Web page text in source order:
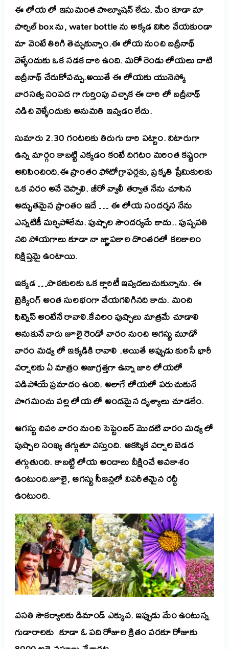
ఈ లోయ లో ఇసుమంత పొల్యూషన్ లేదు. మేం కూడా మా
పార్సిల్ box ను, water bottle ను అక్కడ విసిరి వేయకుండా
మా వెంటే తిరిగి తెచ్చుకున్నాం.ఈ లోయ నుంచి బద్రీనాథ్
వెళ్ళేందుకు ఒక నడక దారి ఉంది. మరో రెండు లోయలు దాటి
బద్రీనాథ్ చేరుకోవచ్చు.అయితే ఈ లోయకు యునెస్కో
వారసత్వ సంపద గా గుర్తింపు వచ్చాక ఈ దారి లో బద్రీనాథ్
నడిచి వెళ్ళేందుకు అనుమతి ఇవ్వడం లేదు.
సుమారు 2.30 గంటలకు తిరుగు దారి పట్టాం. నిటారుగా
ఉన్న మార్గం కాబట్టి ఎక్కడం కంటే దిగటం మరింత కష్టంగా
అనిపించింది.ఈ ప్రాంతం ఫోటోగ్రాఫర్లకు, ప్రకృతి ప్రేమికులకు
ఒక వరం అనే చెప్పాలి. జీరో వ్యాలీ తర్వాత నేను చూసిన
అద్భుతమైన ప్రాంతం ఇదే … ఈ లోయ సందర్శన నేను
ఎన్నటికీ మర్చిపోలేను. పుష్పాల సౌందర్యమే కాదు.. పుష్పవతి
నది సోయగాలు కూడా నా జ్ఞాపకాల దొంతరలో కలకాలం
నిక్షిప్తమై ఉంటాయి.
ఇక్కడ …పాఠకులకు ఒక క్లారిటీ ఇవ్వదలుచుకున్నాను. ఈ
ట్రెక్కింగ్ అంత సులభంగా చేయగలిగినది కాదు. మంచి
ఫిట్నెస్ అంటేనే రావాలి.కేవలం పుష్పాలు మాత్రమే చూడాలి
అనుకునే వారు జూలై రెండో వారం నుంచి ఆగస్టు మూడో
వారం మధ్య లో ఇక్కడికి రావాలి .అయితే అప్పుడు కురిసే భారీ
వర్షాలకు ఏ మాత్రం అజాగ్రత్తగా ఉన్నా జారి లోయలో
పడిపోయే ప్రమాదం ఉంది. అలాగే లోయలో పరుచుకునే
పొగమంచు వల్ల లోయ లో అందమైన దృశ్యాలు చూడలేం.
ఆగస్టు చివరి వారం నుంచి సెప్టెంబర్ మొదటి వారం మధ్య లో
పుష్పాల సంఖ్య తగ్గుతూ వస్తుంది. ఆకస్మిక వర్షాల బెడద
తగ్గుతుంది. కాబట్టి లోయ అందాలు వీక్షించే అవకాశం
ఉంటుంది.జూలై, ఆగస్టు సీజన్లలో విపరీతమైన రద్దీ
ఉంటుంది.
వసతి సౌకర్యాలకు డిమాండ్ ఎక్కువ. ఇప్పుడు మేం ఉంటున్న
గుడారాలకు కూడా ఓ పది రోజుల క్రితం వరకూ రోజుకు